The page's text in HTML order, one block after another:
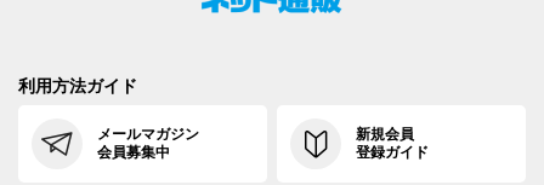
利用方法ガイド
メールマガジン
会員募集中
新規会員
登録ガイド